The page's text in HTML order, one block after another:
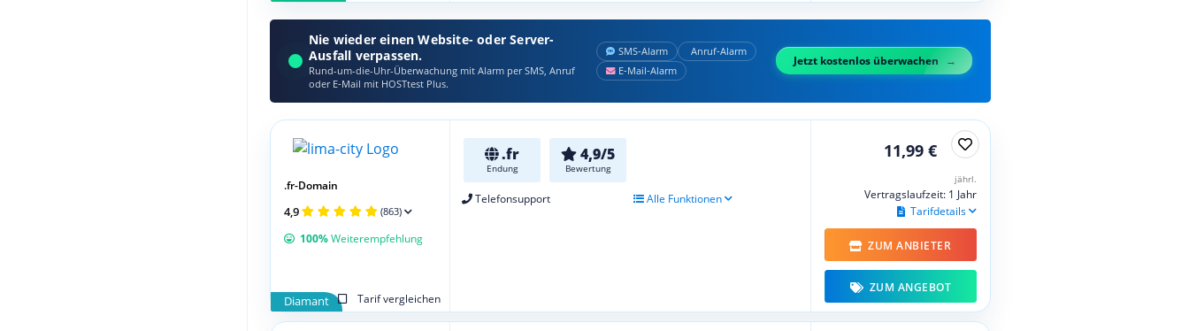
Nie wieder einen Website- oder Server-
Ausfall verpassen.
Rund-um-die-Uhr-Überwachung mit Alarm per SMS, Anruf
oder E‑Mail mit HOSTtest Plus.
SMS‑Alarm
Anruf‑Alarm
E‑Mail‑Alarm
Jetzt kostenlos überwachen
.fr
Endung
4,9/5
Bewertung
Telefonsupport Alle Funktionen
Diamant Tarif vergleichen
.fr-Domain
4,9 (863)
100%Weiterempfehlung
11,99 €
jährl.
Vertragslaufzeit: 1 Jahr
Tarifdetails
ZUM ANBIETER
ZUM ANGEBOT